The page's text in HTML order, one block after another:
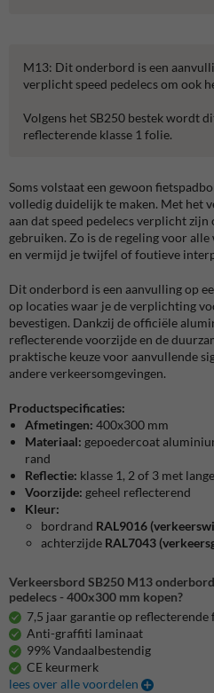
M13: Dit onderbord is een
verplicht speed pedelecs om ook
Volgens het SB250 bestek wordt
reflecterende klasse 1 folie.
Soms volstaat een gewoon
volledig duidelijk te maken. Met het
aan dat speed pedelecs verplicht zijn
gebruiken. Zo is de regeling voor
en vermijd je twijfel of foutieve
Dit onderbord is een aanvulling op
op locaties waar je de verplichting
bevestigen. Dankzij de officiële
reflecterende voorzijde en de
praktische keuze voor aanvullende
andere verkeersomgevingen.
Productspecificaties:
Afmetingen: 400x300 mm
Materiaal: gepoedercoat
rand
Reflectie: klasse 1, 2 of 3 met
Voorzijde: geheel reflecterend
Kleur:
bordrand RAL9016
achterzijde RAL7043
Verkeersbord SB250 M13
pedelecs - 400x300 mm kopen?
7,5 jaar garantie op reflecterende
Anti-graffiti laminaat
99% Vandaalbestendig
CE keurmerk
lees over alle voordelen